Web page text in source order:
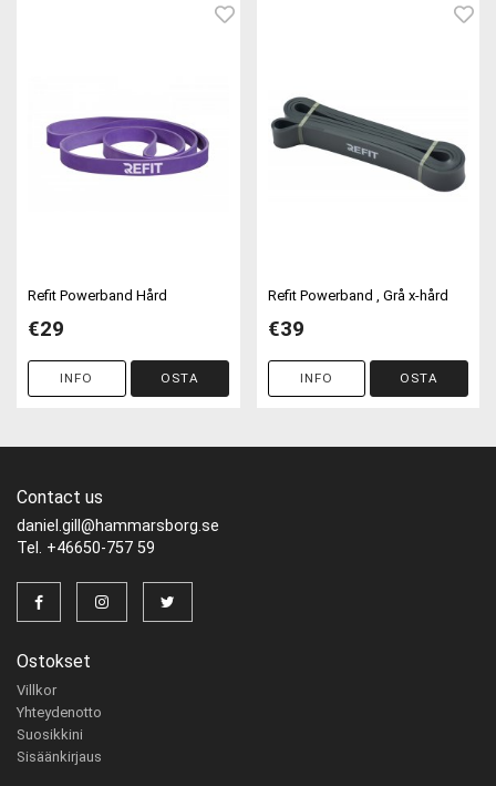
Refit Powerband Hård
€29
INFO OSTA
Refit Powerband , Grå x-hård
€39
INFO OSTA
Contact us
daniel.gill@hammarsborg.se
Tel. +46650-757 59
Ostokset
Villkor
Yhteydenotto
Suosikkini
Sisäänkirjaus